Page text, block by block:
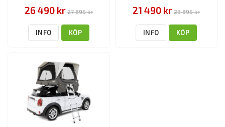
26 490 kr 27 895 kr
INFO KÖP
21 490 kr 23 895 kr
INFO KÖP